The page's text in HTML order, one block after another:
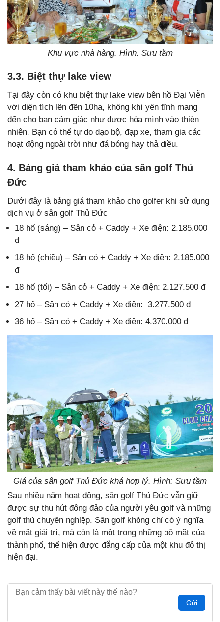
Khu vực nhà hàng. Hình: Sưu tầm
3.3. Biệt thự lake view
Tại đây còn có khu biệt thự lake view bên hồ Đại Viễn
với diện tích lên đến 10ha, không khí yên tĩnh mang
đến cho bạn cảm giác như được hòa mình vào thiên
nhiên. Bạn có thể tự do dạo bộ, đạp xe, tham gia các
hoạt động ngoài trời như đá bóng hay thả diều.
4. Bảng giá tham khảo của sân golf Thủ
Đức
Dưới đây là bảng giá tham khảo cho golfer khi sử dụng
dịch vụ ở sân golf Thủ Đức
18 hố (sáng) – Sân cỏ + Caddy + Xe điện: 2.185.000
đ
18 hố (chiều) – Sân cỏ + Caddy + Xe điện: 2.185.000
đ
18 hố (tối) – Sân cỏ + Caddy + Xe điện: 2.127.500 đ
27 hố – Sân cỏ + Caddy + Xe điện: 3.277.500 đ
36 hố – Sân cỏ + Caddy + Xe điện: 4.370.000 đ
Giá của sân golf Thủ Đức khá hợp lý. Hình: Sưu tầm
Sau nhiều năm hoạt động, sân golf Thủ Đức vẫn giữ
được sự thu hút đông đảo của người yêu golf và những
golf thủ chuyên nghiệp. Sân golf không chỉ có ý nghĩa
về mặt giải trí, mà còn là một trong những bộ mặt của
thành phố, thể hiện được đẳng cấp của một khu đô thị
hiện đại.
Gửi